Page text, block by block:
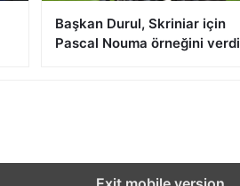
Başkan Durul, Skriniar için
Pascal Nouma örneğini verdi